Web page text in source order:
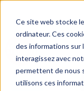
Ce site web stocke
ordinateur. Ces
des informations sur
interagissez avec
permettent de nous
utilisons ces